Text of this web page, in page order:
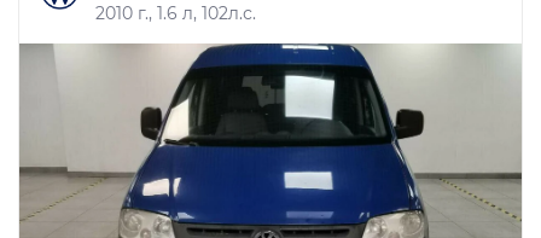
2010 г., 1.6 л, 102л.с.